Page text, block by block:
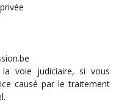
voie judiciaire, si vous
causé par le traitement